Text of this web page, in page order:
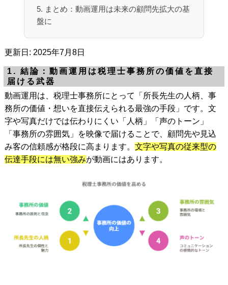
5. まとめ：動画運用は未来の顧問先拡大の基
盤に
更新日: 2025年7月8日
1. 結論：動画運用は税理士事務所の価値を直接
届ける武器
動画運用は、税理士事務所にとって「所長先生の人柄、事
務所の価値・想いを直接伝えられる最強の手段」です。文
字や写真だけでは伝わりにくい「人柄」「声のトーン」
「事務所の雰囲気」を映像で届けることで、顧問先や見込
み客の信頼感が格段に高まります。 文字や写真の従来型の
伝達手段には無い強みが動画にはあります。